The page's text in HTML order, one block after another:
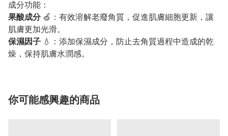
成分功能：
果酸成分🍏：有效溶解老廢角質，促進肌膚細胞更新，讓
肌膚更加光滑。
保濕因子 💧：添加保濕成分，防止去角質過程中造成的乾
燥，保持肌膚水潤感。
你可能感興趣的商品